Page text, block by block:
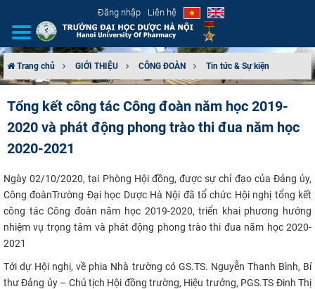
Đăng nhập Liên hệ
CƠ CẤU TỔ CHỨC
ĐÀO TẠO
ĐẢM BẢO CHẤT LƯỢNG
KHOA HỌC CÔNG NGHỆ
Trang chủ GIỚI THIỆU CÔNG ĐOÀN Tin tức & Sự kiện
Tổng kết công tác Công đoàn năm học 2019-
2020 và phát động phong trào thi đua năm học
2020-2021
Ngày 02/10/2020, tại Phòng Hội đồng, được sự chỉ đạo của Đảng ủy,
Công đoànTrường Đại học Dược Hà Nội đã tổ chức Hội nghị tổng kết
công tác Công đoàn năm học 2019-2020, triển khai phương hướng
nhiệm vụ trọng tâm và phát động phong trào thi đua năm học 2020-
2021
Tới dự Hội nghị, về phia Nhà trường có GS.TS. Nguyễn Thanh Bình, Bí
thư Đảng ủy – Chủ tịch Hội đồng trường, Hiệu trưởng, PGS.TS Đinh Thị